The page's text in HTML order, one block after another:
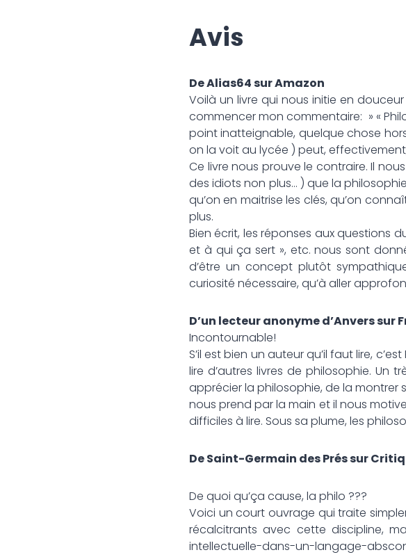
Avis
De Alias64 sur Amazon
Voilà un livre qui nous initie en
commencer mon commentaire: » «
point inatteignable, quelque chose
on la voit au lycée ) peut,
Ce livre nous prouve le contraire. Il
des idiots non plus… ) que la
qu’on en maitrise les clés, qu’on
plus.
Bien écrit, les réponses aux questions
et à qui ça sert », etc. nous sont
d’être un concept plutôt
curiosité nécessaire, qu’à aller
D’un lecteur anonyme d’Anvers sur
Incontournable!
S’il est bien un auteur qu’il faut lire,
lire d’autres livres de philosophie. Un
apprécier la philosophie, de la montrer
nous prend par la main et il nous
difficiles à lire. Sous sa plume, les
De Saint-Germain des Prés sur
De quoi qu’ça cause, la philo ???
Voici un court ouvrage qui traite
récalcitrants avec cette discipline,
intellectuelle-dans-un-langage-